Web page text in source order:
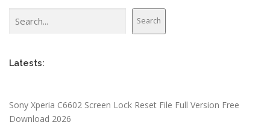
Search
Latests:
Sony Xperia C6602 Screen Lock Reset File Full Version Free
Download 2026